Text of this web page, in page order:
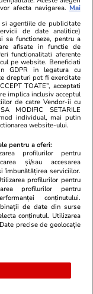
Unica.ro
Nu și ei! S-au
căsnicie! Cei doi
secret. Nimeni
motiv al
rezervate
afecta navigarea. Mai
agentiile de publicitate
de date analitice)
sa functioneze, pentru a
afisate in functie de
functionalitati aferente
pe website. Beneficiati
GDPR in legatura cu
drepturi pot fi exercitate
TOATE”, acceptati
implica inclusiv acceptul
de catre Vendor-ii cu
MODIFIC SETARILE
individual, mai putin
website-ului.
pentru a oferi:
profilurilor pentru
și/sau accesarea
îmbunătățirea serviciilor.
profilurilor pentru
profilurilor pentru
conținutului.
de date din surse
conținutul. Utilizarea
precise de geolocație